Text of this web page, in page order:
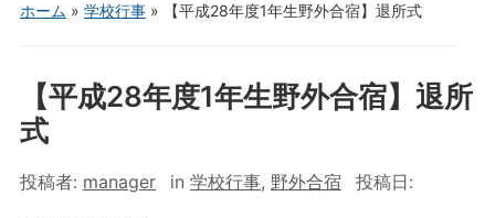
ホーム » 学校行事» 【平成28年度1年生野外合宿】退所式
【平成28年度1年生野外合宿】退所
式
投稿者: manager in 学校行事, 野外合宿 投稿日: